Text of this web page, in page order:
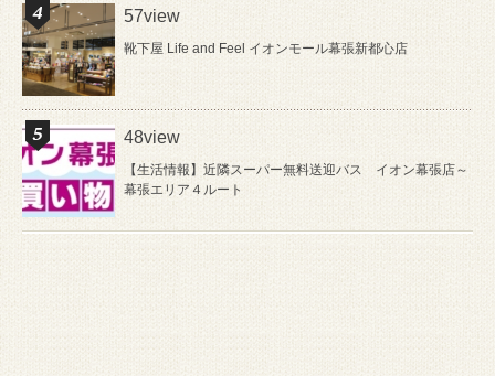
57view
靴下屋 Life and Feel イオンモール幕張新都心店
48view
【生活情報】近隣スーパー無料送迎バス イオン幕張店～
幕張エリア４ルート